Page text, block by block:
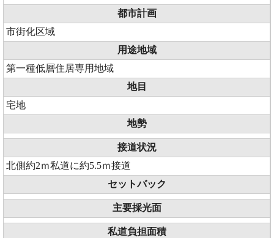
都市計画
市街化区域
用途地域
第一種低層住居専用地域
地目
宅地
地勢
接道状況
北側約2ｍ私道に約5.5ｍ接道
セットバック
主要採光面
私道負担面積